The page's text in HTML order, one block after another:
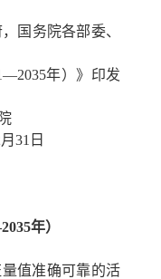
国务院各部委、
年）》印发
31日
年）
值准确可靠的活